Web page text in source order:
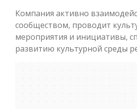
Компания активно
сообществом, проводит
мероприятия и инициативы,
развитию культурной среды